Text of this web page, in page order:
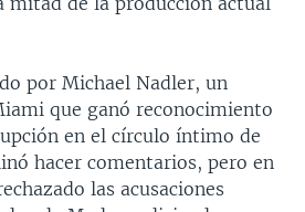
por Michael Nadler, un
que ganó reconocimiento
en el círculo íntimo de
hacer comentarios, pero en
las acusaciones